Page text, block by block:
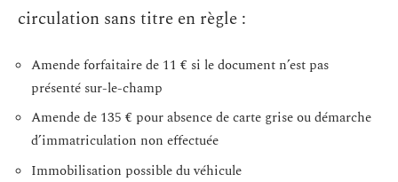
circulation sans titre en règle :
Amende forfaitaire de 11 € si le document n’est pas
présenté sur-le-champ
Amende de 135 € pour absence de carte grise ou démarche
d’immatriculation non effectuée
Immobilisation possible du véhicule